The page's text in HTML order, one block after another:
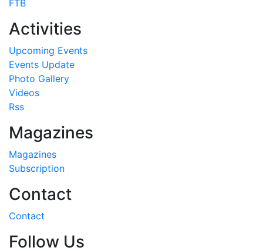
FTB
Activities
Upcoming Events
Events Update
Photo Gallery
Videos
Rss
Magazines
Magazines
Subscription
Contact
Contact
Follow Us